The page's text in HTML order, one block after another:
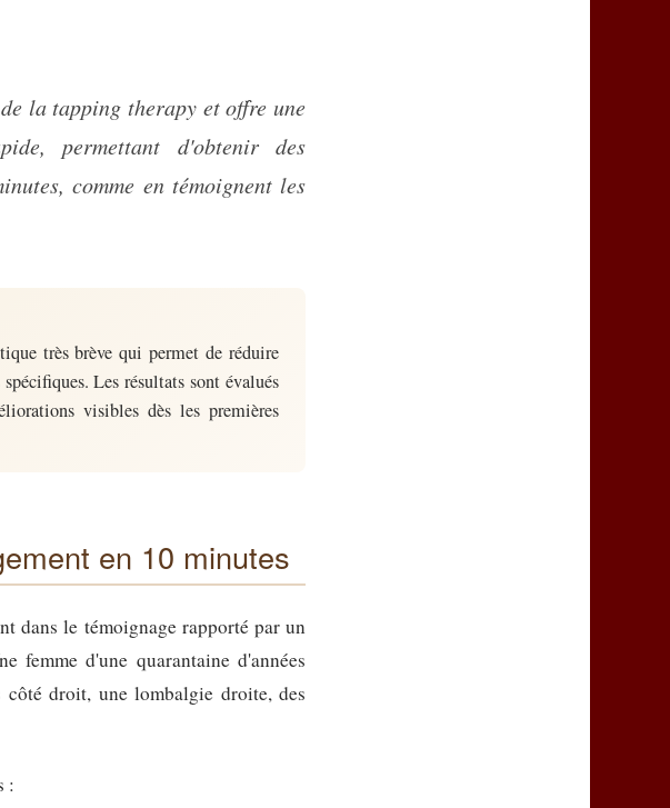
permettant d'obtenir des
comme en témoignent les
très brève qui permet de réduire
Les résultats sont évalués
visibles dès les premières
en 10 minutes
dans le témoignage rapporté par un
femme d'une quarantaine d'années
droit, une lombalgie droite, des
: